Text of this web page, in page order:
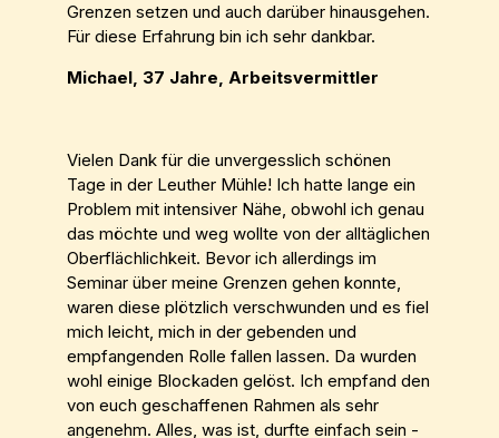
Grenzen setzen und auch darüber hinausgehen.
Für diese Erfahrung bin ich sehr dankbar.
Michael, 37 Jahre, Arbeitsvermittler
Vielen Dank für die unvergesslich schönen
Tage in der Leuther Mühle! Ich hatte lange ein
Problem mit intensiver Nähe, obwohl ich genau
das möchte und weg wollte von der alltäglichen
Oberflächlichkeit. Bevor ich allerdings im
Seminar über meine Grenzen gehen konnte,
waren diese plötzlich verschwunden und es fiel
mich leicht, mich in der gebenden und
empfangenden Rolle fallen lassen. Da wurden
wohl einige Blockaden gelöst. Ich empfand den
von euch geschaffenen Rahmen als sehr
angenehm. Alles, was ist, durfte einfach sein -